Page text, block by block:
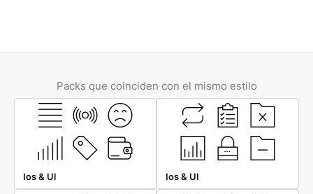
Packs que coinciden con el mismo estilo
Ios & Ul Ios & Ul